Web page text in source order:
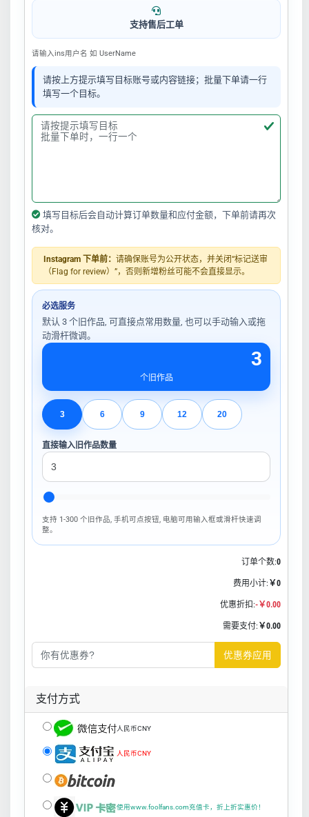
支持售后工单
请输入ins用户名 如 UserName
请按上方提示填写目标账号或内容链接；批量下单请一行
填写一个目标。
填写目标后会自动计算订单数量和应付金额，下单前请再次
核对。
Instagram 下单前： 请确保账号为公开状态，并关闭“标记送审
（Flag for review）”，否则新增粉丝可能不会直接显示。
必选服务
默认 3 个旧作品, 可直接点常用数量, 也可以手动输入或拖
动滑杆微调。
3
个旧作品
3 6 9 12 20
直接输入旧作品数量
支持 1-300 个旧作品, 手机可点按钮, 电脑可用输入框或滑杆快速调
整。
订单个数:0
费用小计: ￥0
优惠折扣:-￥0.00
需要支付: ￥0.00
优惠券应用
支付方式
人民币CNY
人民币CNY
使用www.foolfans.com充值卡，折上折实惠价！